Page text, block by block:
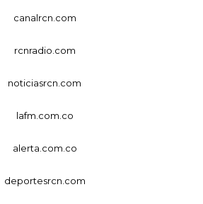
canalrcn.com
rcnradio.com
noticiasrcn.com
lafm.com.co
alerta.com.co
deportesrcn.com